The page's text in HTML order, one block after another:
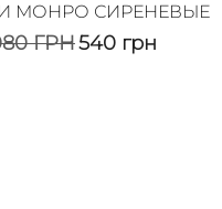
МОНРО СИРЕНЕВЫЕ
ГРН540 грн